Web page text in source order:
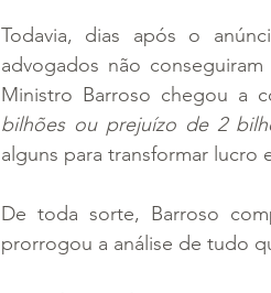
Todavia, dias após o
advogados não
Ministro Barroso chegou a
bilhões ou prejuízo de 2
alguns para transformar lucro
De toda sorte, Barroso
prorrogou a análise de tudo